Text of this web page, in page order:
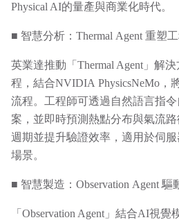
Physical AI的量產與商業化時代。
■ 智慧分析：Thermal Agent 重塑
英業達推動「Thermal Agent」解
程，結合NVIDIA PhysicsNeMo，
流程。工程師可透過自然語言指
案，並即時預測熱點分布與氣流
週期並提升驗證效率，適用於伺
場景。
■ 智慧製造：Observation Agent
「Observation Agent」結合AI視